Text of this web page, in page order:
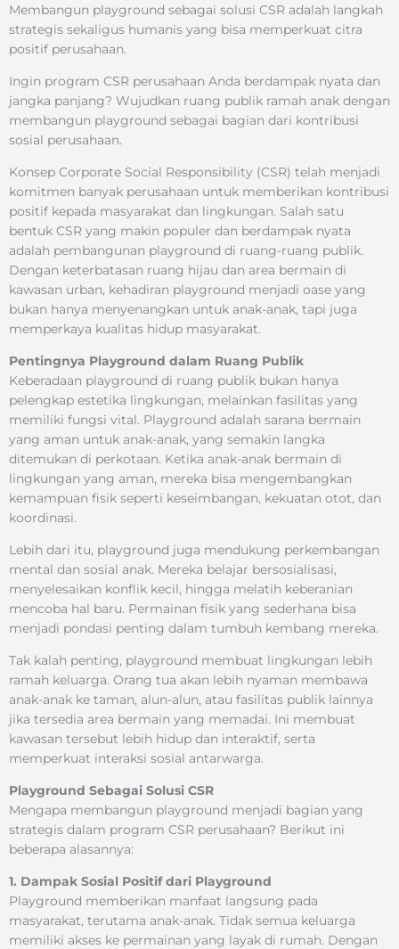
Membangun playground sebagai solusi CSR adalah langkah
strategis sekaligus humanis yang bisa memperkuat citra
positif perusahaan.
Ingin program CSR perusahaan Anda berdampak nyata dan
jangka panjang? Wujudkan ruang publik ramah anak dengan
membangun playground sebagai bagian dari kontribusi
sosial perusahaan.
Konsep Corporate Social Responsibility (CSR) telah menjadi
komitmen banyak perusahaan untuk memberikan kontribusi
positif kepada masyarakat dan lingkungan. Salah satu
bentuk CSR yang makin populer dan berdampak nyata
adalah pembangunan playground di ruang-ruang publik.
Dengan keterbatasan ruang hijau dan area bermain di
kawasan urban, kehadiran playground menjadi oase yang
bukan hanya menyenangkan untuk anak-anak, tapi juga
memperkaya kualitas hidup masyarakat.
Pentingnya Playground dalam Ruang Publik
Keberadaan playground di ruang publik bukan hanya
pelengkap estetika lingkungan, melainkan fasilitas yang
memiliki fungsi vital. Playground adalah sarana bermain
yang aman untuk anak-anak, yang semakin langka
ditemukan di perkotaan. Ketika anak-anak bermain di
lingkungan yang aman, mereka bisa mengembangkan
kemampuan fisik seperti keseimbangan, kekuatan otot, dan
koordinasi.
Lebih dari itu, playground juga mendukung perkembangan
mental dan sosial anak. Mereka belajar bersosialisasi,
menyelesaikan konflik kecil, hingga melatih keberanian
mencoba hal baru. Permainan fisik yang sederhana bisa
menjadi pondasi penting dalam tumbuh kembang mereka.
Tak kalah penting, playground membuat lingkungan lebih
ramah keluarga. Orang tua akan lebih nyaman membawa
anak-anak ke taman, alun-alun, atau fasilitas publik lainnya
jika tersedia area bermain yang memadai. Ini membuat
kawasan tersebut lebih hidup dan interaktif, serta
memperkuat interaksi sosial antarwarga.
Playground Sebagai Solusi CSR
Mengapa membangun playground menjadi bagian yang
strategis dalam program CSR perusahaan? Berikut ini
beberapa alasannya:
1. Dampak Sosial Positif dari Playground
Playground memberikan manfaat langsung pada
masyarakat, terutama anak-anak. Tidak semua keluarga
memiliki akses ke permainan yang layak di rumah. Dengan